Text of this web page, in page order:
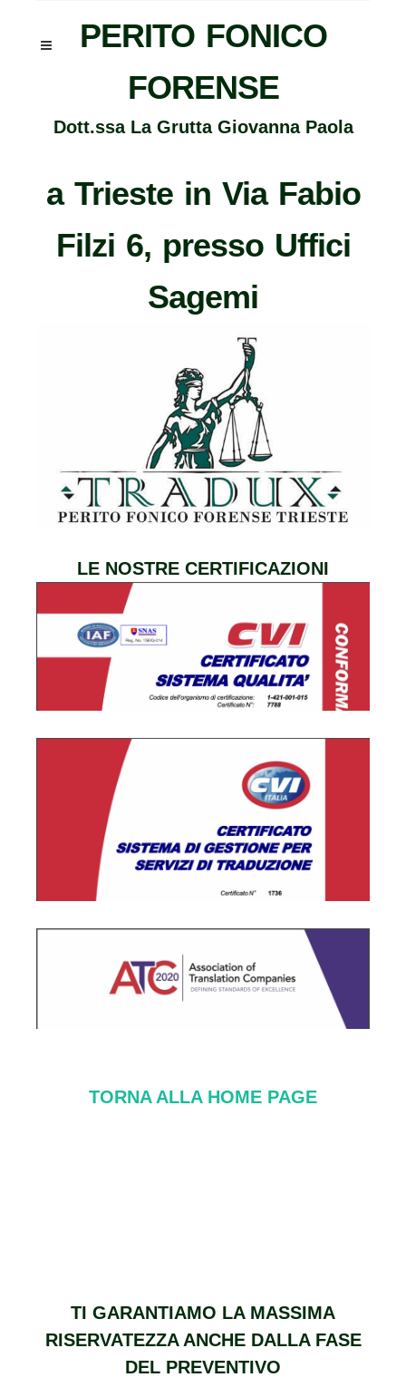
351 1383340| APRI IL NAVIGATORE
PERITO FONICO
FORENSE
Dott.ssa La Grutta Giovanna Paola
a Trieste in Via Fabio
Filzi 6, presso Uffici
Sagemi
LE NOSTRE CERTIFICAZIONI
TORNA ALLA HOME PAGE
TI GARANTIAMO LA MASSIMA
RISERVATEZZA ANCHE DALLA FASE
DEL PREVENTIVO